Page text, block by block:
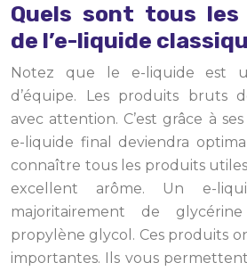
Quels sont tous les
de l’e-liquide
Notez que le e-liquide est
d’équipe. Les produits bruts
avec attention. C’est grâce à
e-liquide final deviendra
connaître tous les produits
excellent arôme. Un e-
majoritairement de
propylène glycol. Ces produits
importantes. Ils vous